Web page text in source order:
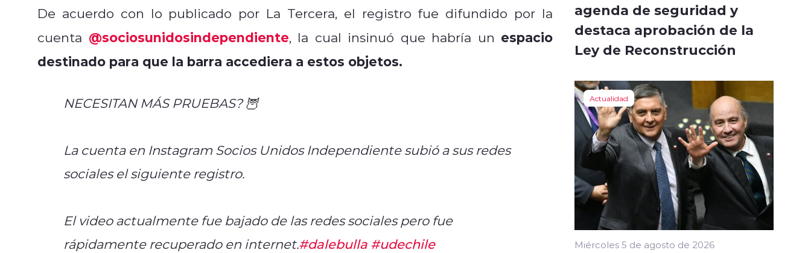
De acuerdo con lo publicado por La Tercera, el registro fue difundido por la
cuenta @sociosunidosindependiente, la cual insinuó que habría un espacio
destinado para que la barra accediera a estos objetos.
NECESITAN MÁS PRUEBAS? 🦉
La cuenta en Instagram Socios Unidos Independiente subió a sus redes
sociales el siguiente registro.
El video actualmente fue bajado de las redes sociales pero fue
rápidamente recuperado en internet.#dalebulla #udechile
agenda de seguridad y
destaca aprobación de la
Ley de Reconstrucción
Actualidad
Miércoles 5 de agosto de 2026